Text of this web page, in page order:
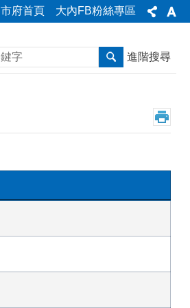
市府首頁 大內FB粉絲專區
搜尋 進階搜尋